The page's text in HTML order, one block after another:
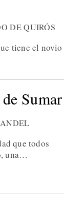
DE QUIRÓS
tiene el novio
Sumar
que todos
una…